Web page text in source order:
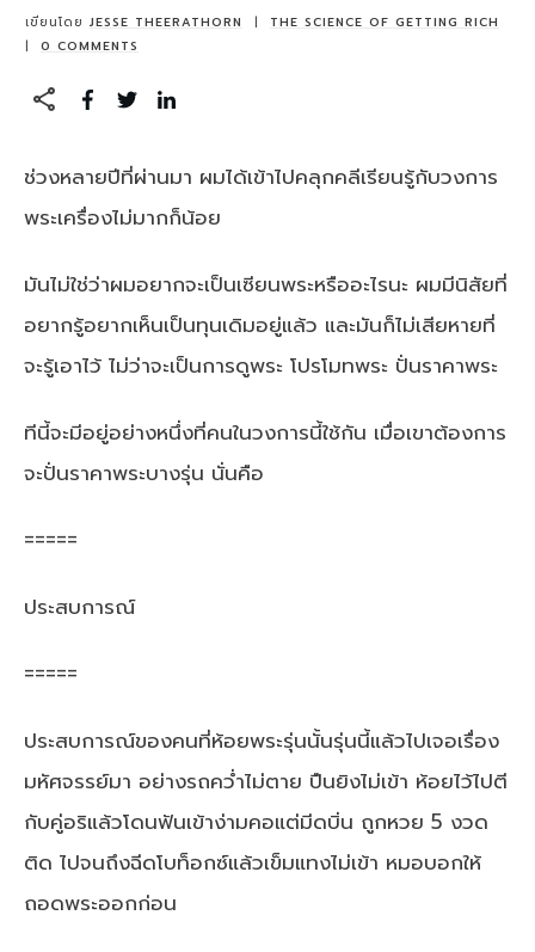
เขียนโดย JESSE THEERATHORN | THE SCIENCE OF GETTING RICH
|
0 COMMENTS
ช่วงหลายปีที่ผ่านมา ผมได้เข้าไปคลุกคลีเรียนรู้กับวงการ
พระเครื่องไม่มากก็น้อย
มันไม่ใช่ว่าผมอยากจะเป็นเซียนพระหรืออะไรนะ ผมมีนิสัยที่
อยากรู้อยากเห็นเป็นทุนเดิมอยู่แล้ว และมันก็ไม่เสียหายที่
จะรู้เอาไว้ ไม่ว่าจะเป็นการดูพระ โปรโมทพระ ปั่นราคาพระ
ทีนี้จะมีอยู่อย่างหนึ่งที่คนในวงการนี้ใช้กัน เมื่อเขาต้องการ
จะปั่นราคาพระบางรุ่น นั่นคือ
=====
ประสบการณ์
=====
ประสบการณ์ของคนที่ห้อยพระรุ่นนั้นรุ่นนี้แล้วไปเจอเรื่อง
มหัศจรรย์มา อย่างรถคว่ำไม่ตาย ปืนยิงไม่เข้า ห้อยไว้ไปตี
กับคู่อริแล้วโดนฟันเข้าง่ามคอแต่มีดบิ่น ถูกหวย 5 งวด
ติด ไปจนถึงฉีดโบท็อกซ์แล้วเข็มแทงไม่เข้า หมอบอกให้
ถอดพระออกก่อน